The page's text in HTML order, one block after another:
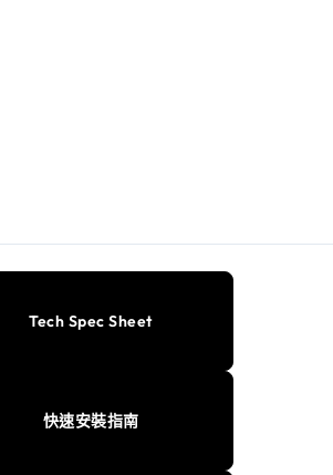
Tech Spec Sheet
快速安裝指南